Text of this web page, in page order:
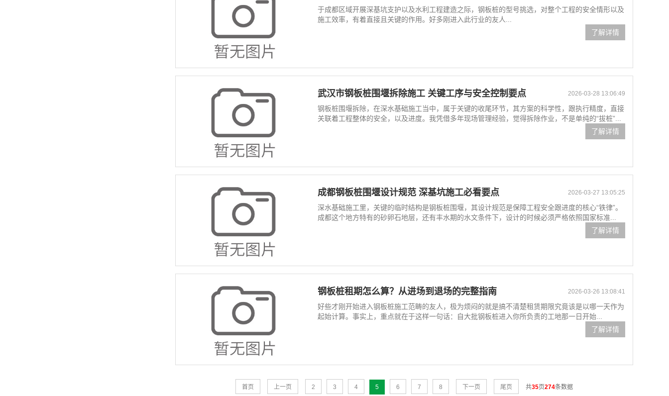
于成都区域开展深基坑支护以及水利工程建造之际，钢板桩的型号挑选，对整个工程的安全情形以及
施工效率，有着直接且关键的作用。好多刚进入此行业的友人...
了解详情
2026-03-28 13:06:49
武汉市钢板桩围堰拆除施工 关键工序与安全控制要点
钢板桩围堰拆除，在深水基础施工当中，属于关键的收尾环节，其方案的科学性，跟执行精度，直接
关联着工程整体的安全，以及进度。我凭借多年现场管理经验，觉得拆除作业，不是单纯的“拔桩”...
了解详情
2026-03-27 13:05:25
成都钢板桩围堰设计规范 深基坑施工必看要点
深水基础施工里，关键的临时结构是钢板桩围堰，其设计规范是保障工程安全跟进度的核心“铁律”。
成都这个地方特有的砂卵石地层，还有丰水期的水文条件下，设计的时候必须严格依照国家标准...
了解详情
2026-03-26 13:08:41
钢板桩租期怎么算？从进场到退场的完整指南
好些才刚开始进入钢板桩施工范畴的友人，极为烦闷的就是搞不清楚租赁期限究竟该是以哪一天作为
起始计算。事实上，重点就在于这样一句话：自大批钢板桩进入你所负责的工地那一日开始...
了解详情
首页 上一页 2 3 4 5 6 7 8 下一页 尾页 共35页274条数据